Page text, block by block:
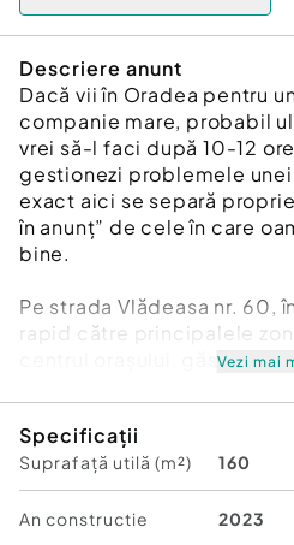
Descriere anunt
Dacă vii în Oradea pentru
companie mare, probabil
vrei să-l faci după 10-12
gestionezi problemele
exact aici se separă
în anunț” de cele în care
bine.
Pe strada Vlădeasa nr. 60,
rapid către principalele
centrul orașului, găsești o
deja solicitantă profesional.
Casa are 160 mp utili, pe
Vezi mai
Specificații
Suprafață utilă (m²) 160
An constructie 2023